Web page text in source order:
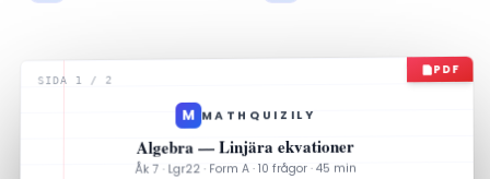
PDF
SIDA 1 / 2
M MATHQUIZILY
Algebra — Linjära ekvationer
Åk 7 · Lgr22 · Form A · 10 frågor · 45 min